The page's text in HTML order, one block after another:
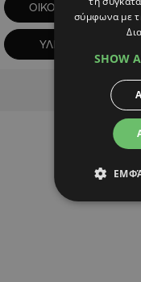
ΟΙΚΟΔΟΜΙΚΑ ΥΛΙΚΑ
ΥΛΙΚΑ
σύμφωνα με
SHOW